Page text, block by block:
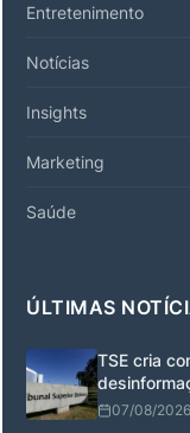
Entretenimento
Notícias
Insights
Marketing
Saúde
ÚLTIMAS
TSE cria
07/08/2026